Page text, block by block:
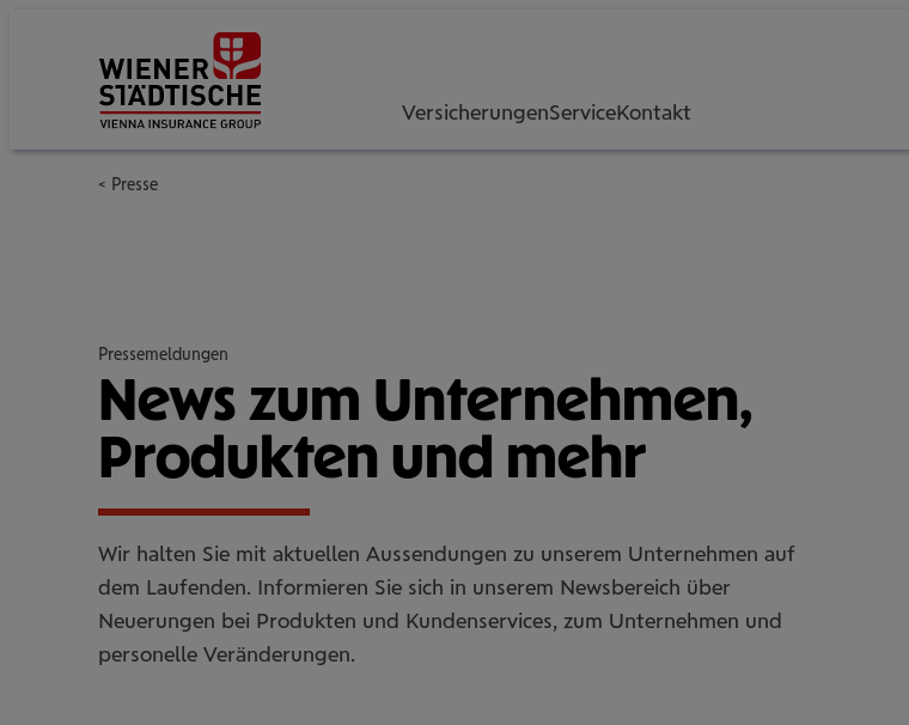
VersicherungenServiceKontakt
Presse
Pressemeldungen
News zum Unter­neh­men,
Pro­duk­ten und mehr
Wir halten Sie mit aktuellen Aussendungen zu unserem Unternehmen auf
dem Laufenden. Informieren Sie sich in unserem Newsbereich über
Neuerungen bei Produkten und Kundenservices, zum Unternehmen und
personelle Veränderungen.